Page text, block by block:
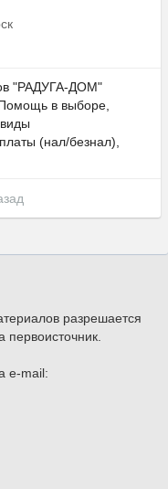
"РАДУГА-ДОМ"
в выборе,
(нал/безнал),
разрешается
первоисточник.
e-mail: